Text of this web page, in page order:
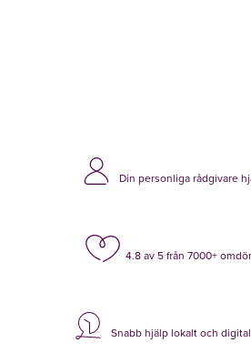
Din personliga rådgivare
4.8 av 5 från 7000+
Snabb hjälp lokalt och